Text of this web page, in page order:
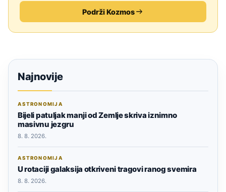
Podrži Kozmos
Najnovije
ASTRONOMIJA
Bijeli patuljak manji od Zemlje skriva iznimno
masivnu jezgru
8. 8. 2026.
ASTRONOMIJA
U rotaciji galaksija otkriveni tragovi ranog svemira
8. 8. 2026.